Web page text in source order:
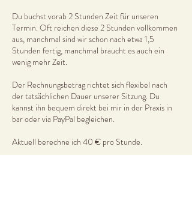
Du buchst vorab 2 Stunden Zeit für unseren
Termin. Oft reichen diese 2 Stunden vollkommen
aus, manchmal sind wir schon nach etwa 1,5
Stunden fertig, manchmal braucht es auch ein
wenig mehr Zeit.
Der Rechnungsbetrag richtet sich flexibel nach
der tatsächlichen Dauer unserer Sitzung. Du
kannst ihn bequem direkt bei mir in der Praxis in
bar oder via PayPal begleichen.
Aktuell berechne ich 40 € pro Stunde.